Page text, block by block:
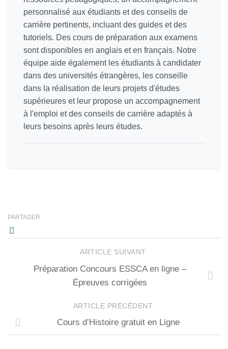
personnalisé aux étudiants et des conseils de
carrière pertinents, incluant des guides et des
tutoriels. Des cours de préparation aux examens
sont disponibles en anglais et en français. Notre
équipe aide également les étudiants à candidater
dans des universités étrangères, les conseille
dans la réalisation de leurs projets d'études
supérieures et leur propose un accompagnement
à l'emploi et des conseils de carrière adaptés à
leurs besoins après leurs études.
PARTAGER
ARTICLE SUIVANT
Préparation Concours ESSCA en ligne –
Épreuves corrigées
ARTICLE PRÉCÉDENT
Cours d’Histoire gratuit en Ligne